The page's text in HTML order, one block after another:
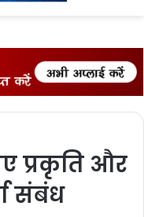
प्रकृति और
संबंध